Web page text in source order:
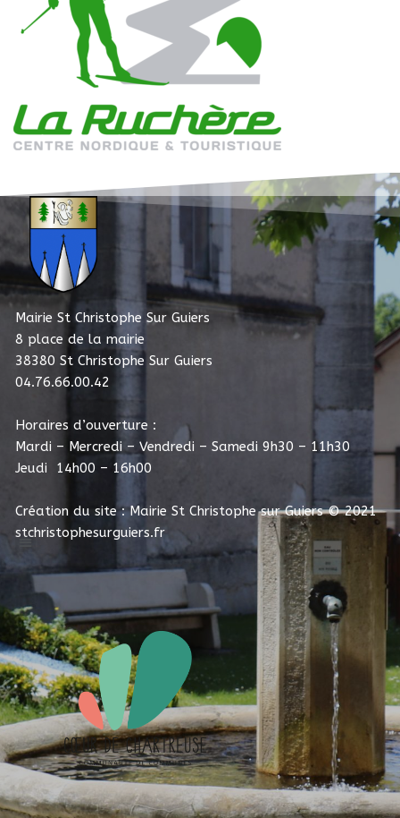
Mairie St Christophe Sur Guiers
8 place de la mairie
38380 St Christophe Sur Guiers
04.76.66.00.42
Horaires d’ouverture :
Mardi – Mercredi – Vendredi – Samedi 9h30 – 11h30
Jeudi 14h00 – 16h00
Création du site : Mairie St Christophe sur Guiers© 2021
stchristophesurguiers.fr